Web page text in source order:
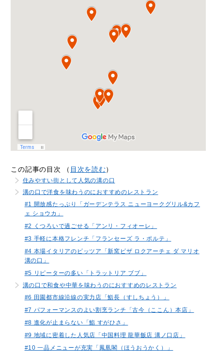
この記事の目次 （ 目次を読む）
住みやすい街として人気の溝の口
溝の口で洋食を味わうのにおすすめのレストラン
#1 開放感たっぷり「ガーデンテラス ニューヨークグリル&カフ
ェ ショウカ」
#2 くつろいで過ごせる「アンリ・フィオーレ」
#3 手軽に本格フレンチ「フランセーズ ラ・ポルテ」
#4 本場イタリアのピッツア「新窯ピザ ロクアーチェ ダ マリオ
溝の口」
#5 リピーターの多い「トラットリア ブブ」
溝の口で和食や中華を味わうのにおすすめのレストラン
#6 田園都市線沿線の実力店「鮨長（すしちょう）」
#7 パフォーマンスのよい割烹ランチ「古今（ここん）本店」
#8 進化が止まらない「鮨 すがひさ」
#9 地域に密着した人気店「中国料理 龍華飯店 溝ノ口店」
#10 一品メニューが充実「鳳凰閣（ほうおうかく）」